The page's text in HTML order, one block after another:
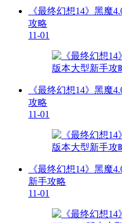
《最终幻想14》黑魔
攻略
11-01
《最终幻想14》黑魔
攻略
11-01
《最终幻想14》黑魔
新手攻略
11-01